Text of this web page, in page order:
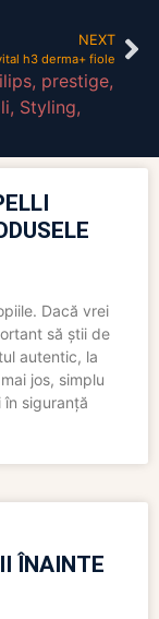
NEXT
h3 derma+ fiole
, prestige,
, Styling,
Dacă vrei
să știi de
autentic, la
jos, simplu
în siguranță
ÎNAINTE